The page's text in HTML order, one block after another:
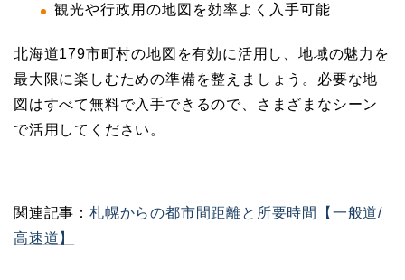
観光や行政用の地図を効率よく入手可能
北海道179市町村の地図を有効に活用し、地域の魅力を
最大限に楽しむための準備を整えましょう。必要な地
図はすべて無料で入手できるので、さまざまなシーン
で活用してください。
関連記事： 札幌からの都市間距離と所要時間【一般道/
高速道】